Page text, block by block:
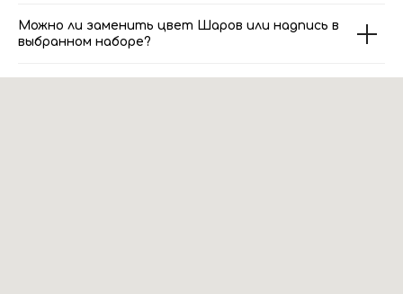
Можно ли заменить цвет Шаров или надпись в
выбранном наборе?